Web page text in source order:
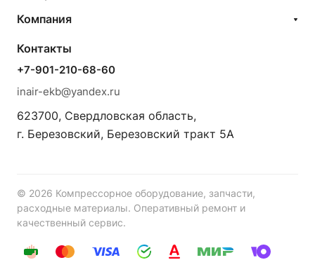
Компания
Контакты
+7-901-210-68-60
inair-ekb@yandex.ru
623700, Свердловская область,
г. Березовский, Березовский тракт 5А
© 2026 Компрессорное оборудование, запчасти,
расходные материалы. Оперативный ремонт и
качественный сервис.